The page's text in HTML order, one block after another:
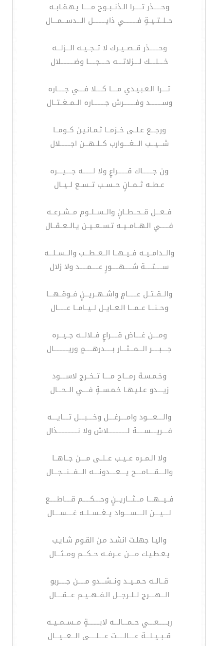
وحـــــذر تـــــرا الـذنــبــوح مـــــا يـهـقـابــه
حــلــتــيــةٍ فـــــــــي ذايـــــــــل الـــدســـمـــال
وحــــــذر قــصــيــرك لا تــجــيــه الـــزلـــه
خــــلــــك لــــزلاتــــه حــــجـــــا وضـــــــــلال
تــــرا الـعـبـيـدي مــــا كــــلا فــــي جـــــاره
وســــــــد وفــــــــرش جــــــــاره الــمــغــتــال
ورجـــع عـلــى خــزمــا ثـمـانـيـن كــومــا
شـــيـــب الـــغــــوارب كــلــهـــن اجـــــــلال
ون جـــــــاك قـــــــراعٍ ولا لـــــــه جــــيــــره
عـطــه ثــمــانٍ حــســب تــســع لــيــال
فــعـــل قــحــطــانٍ والــســلــوم مــشــرعــه
فــــــي الـهــامــيــه تـســعــيــن يـالــعــقــال
والــدامــيــه فــيــهــا الــعــطـــب والــســلـــه
ســـــتـــــة شـــــهـــــورٍ عـــــمـــــد ولا زلال
والــقــتــل عــــــامٍ واشــهــريـــنٍ فــوقــهـــا
وحــنـــا عــمـــا الـعــايــل لــيــامــا عــــــال
ومــــن غــــاض قـــــراعٍ فــلالـــه جــيـــره
جــــبـــــر الـــمـــثـــار بـــــدرهـــــمٍ وريــــــــــال
وخـمـسـة رمـــاح مــــا تــخــرج لاســــود
زيــــدو عـلـيـهـا خـمـســةٍ فــــي الــحـــال
والــــعــــود وامــــرغــــل وخــــبــــل تــــايــــه
فــــريــــســـــة لـــــــــــــلاش ولا نــــــــــــــذال
ولا الـمــره عــيــب عــلــى مــــن جــاهــا
والــــقــــامــــح يــــعــــدونــــه الـــفـــنـــجـــال
فــيـــهـــا مـــثـــاريـــنٍ وحــــكـــــم قــــاطـــــع
لــــيــــن الــــســــواد يــغــســلــه غــــســــال
واليـا جهلـت انشـد مـن القـوم شـايـب
يـعـطـيـك مــــن عــرفــه حــكـــم ومــثـــال
قــالــه حـمــيــد ونــشـــدو مـــــن جـــــربو
الـــهــــرج لــلــرجـــل الـفــهــيــم عـــقــــال
ربــــــعــــي حــمـــالـــه لابــــــــةٍ مــســمــيــه
قــبــيــلـــة عــــالـــــت عــــلـــــى الـــعـــيـــال